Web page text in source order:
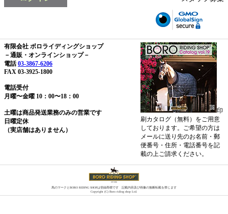
有限会社 ボロライディングショップ
－通販・オンラインショップ－
電話03-3867-6206
FAX 03-3925-1800
電話受付
月曜〜金曜 10：00〜18：00
土曜は商品発送業務のみの営業です
日曜定休
（実店舗はありません）
印
刷カタログ（無料）をご用意
しております。ご希望の方は
メールに送り先のお名前・郵
便番号・住所・電話番号を記
載の上ご請求ください。
馬のマークとBORO RIDING SHOPは登録商標です 記載内容及び画像の無断転載を禁じます
Copyright (C) Boro riding shop Ltd.